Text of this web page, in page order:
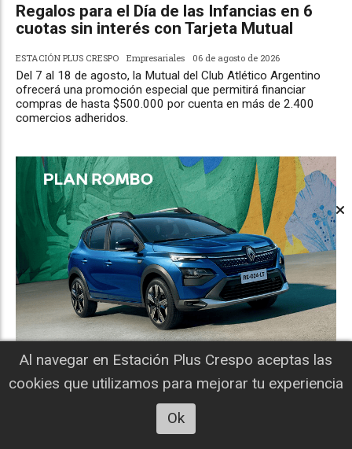
Regalos para el Día de las Infancias en 6
cuotas sin interés con Tarjeta Mutual
ESTACIÓN PLUS CRESPO Empresariales 06 de agosto de 2026
Del 7 al 18 de agosto, la Mutual del Club Atlético Argentino
ofrecerá una promoción especial que permitirá financiar
compras de hasta $500.000 por cuenta en más de 2.400
comercios adheridos.
Al navegar en Estación Plus Crespo aceptas las
cookies que utilizamos para mejorar tu experiencia
Ok